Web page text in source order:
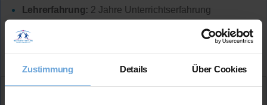
Zustimmung Details Über Cookies
Lehrerfahrung: 2 Jahre Unterrichtserfahrung